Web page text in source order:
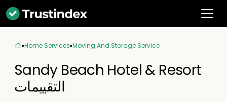
Home Services Moving And Storage Service
Sandy Beach Hotel & Resort
التقييمات